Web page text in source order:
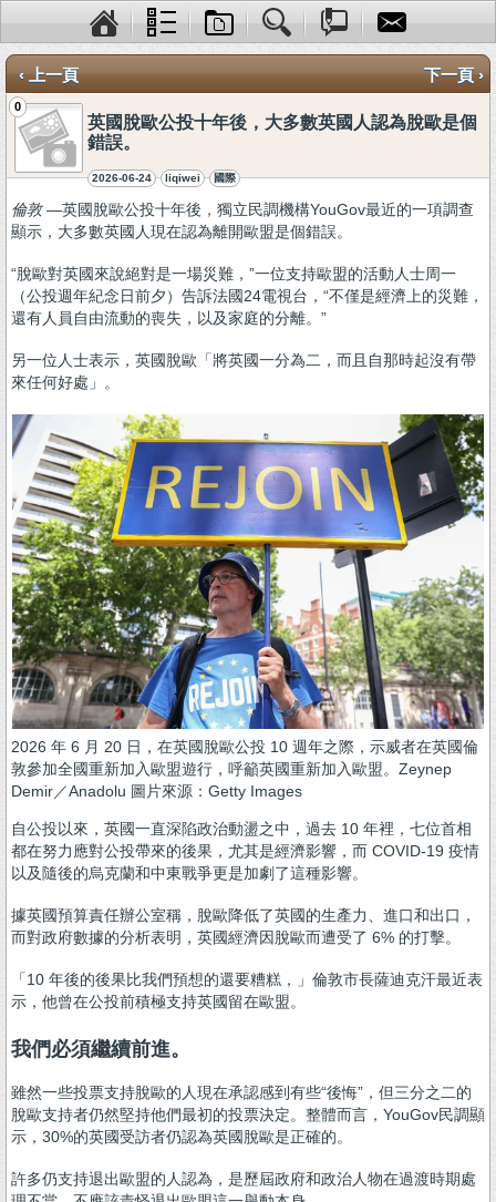
‹ 上一頁 下一頁 ›
0
英國脫歐公投十年後，大多數英國人認為脫歐是個
錯誤。
2026-06-24 liqiwei 國際
倫敦—英國脫歐公投十年後 ， 獨立民調機構YouGov最近的一項調查
顯示，大多數英國人現在認為離開歐盟是個錯誤。
“脫歐對英國來說絕對是一場災難，”一位支持歐盟的活動人士周一
（公投週年紀念日前夕）告訴法國24電視台，“不僅是經濟上的災難，
還有人員自由流動的喪失，以及家庭的分離。”
另一位人士表示，英國脫歐「將英國一分為二，而且自那時起沒有帶
來任何好處」。
2026 年 6 月 20 日，在英國脫歐公投 10 週年之際，示威者在英國倫
敦參加全國重新加入歐盟遊行，呼籲英國重新加入歐盟。Zeynep
Demir／Anadolu 圖片來源：Getty Images
自公投以來，英國一直深陷政治動盪之中，過去 10 年裡，七位首相
都在努力應對公投帶來的後果，尤其是經濟影響，而 COVID-19 疫情
以及隨後的烏克蘭和中東戰爭更是加劇了這種影響。
據英國預算責任辦公室稱，脫歐降低了英國的生產力、進口和出口，
而對政府數據的分析表明，英國經濟因脫歐而遭受了 6% 的打擊。
「10 年後的後果比我們預想的還要糟糕，」倫敦市長薩迪克汗最近表
示，他曾在公投前積極支持英國留在歐盟。
我們必須繼續前進。
雖然一些投票支持脫歐的人現在承認感到有些“後悔”，但三分之二的
脫歐支持者仍然堅持他們最初的投票決定。整體而言，YouGov民調顯
示，30%的英國受訪者仍認為英國脫歐是正確的。
許多仍支持退出歐盟的人認為，是歷屆政府和政治人物在過渡時期處